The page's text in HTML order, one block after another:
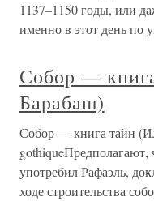
1137–1150 годы, или
именно в этот день по
Собор —
Барабаш)
Собор — книга тайн
gothiqueПредполагают,
употребил Рафаэль,
ходе строительства